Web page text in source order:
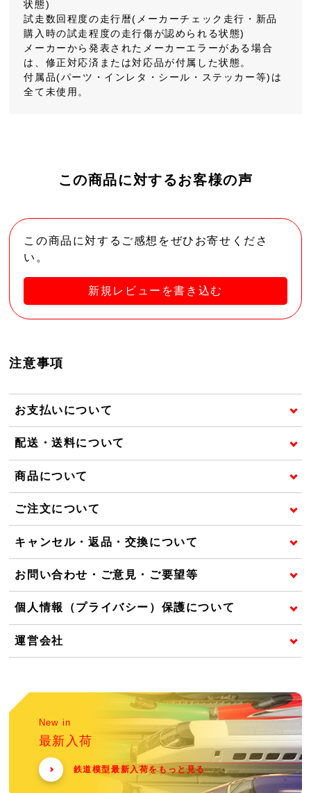
状態)
試走数回程度の走行暦(メーカーチェック走行・新品
購入時の試走程度の走行傷が認められる状態)
メーカーから発表されたメーカーエラーがある場合
は、修正対応済または対応品が付属した状態。
付属品(パーツ・インレタ・シール・ステッカー等)は
全て未使用。
この商品に対するお客様の声
この商品に対するご感想をぜひお寄せくださ
い。
新規レビューを書き込む
注意事項
お支払いについて
配送・送料について
商品について
ご注文について
キャンセル・返品・交換について
お問い合わせ・ご意見・ご要望等
個人情報（プライバシー）保護について
運営会社
New in
最新入荷
鉄道模型最新入荷をもっと見る